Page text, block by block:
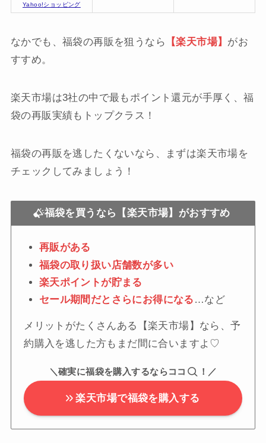
Yahoo!ショッピング
なかでも、福袋の再販を狙うなら 【楽天市場】 がお
すすめ。
楽天市場は3社の中で最もポイント還元が手厚く、福
袋の再販実績もトップクラス！
福袋の再販を逃したくないなら、まずは楽天市場を
チェックしてみましょう！
福袋を買うなら【楽天市場】がおすすめ
再販がある
福袋の取り扱い店舗数が多い
楽天ポイントが貯まる
セール期間だとさらにお得になる …など
メリットがたくさんある【楽天市場】なら、予
約購入を逃した方もまだ間に合いますよ♡
＼確実に福袋を購入するならココ ！／
楽天市場で福袋を購入する